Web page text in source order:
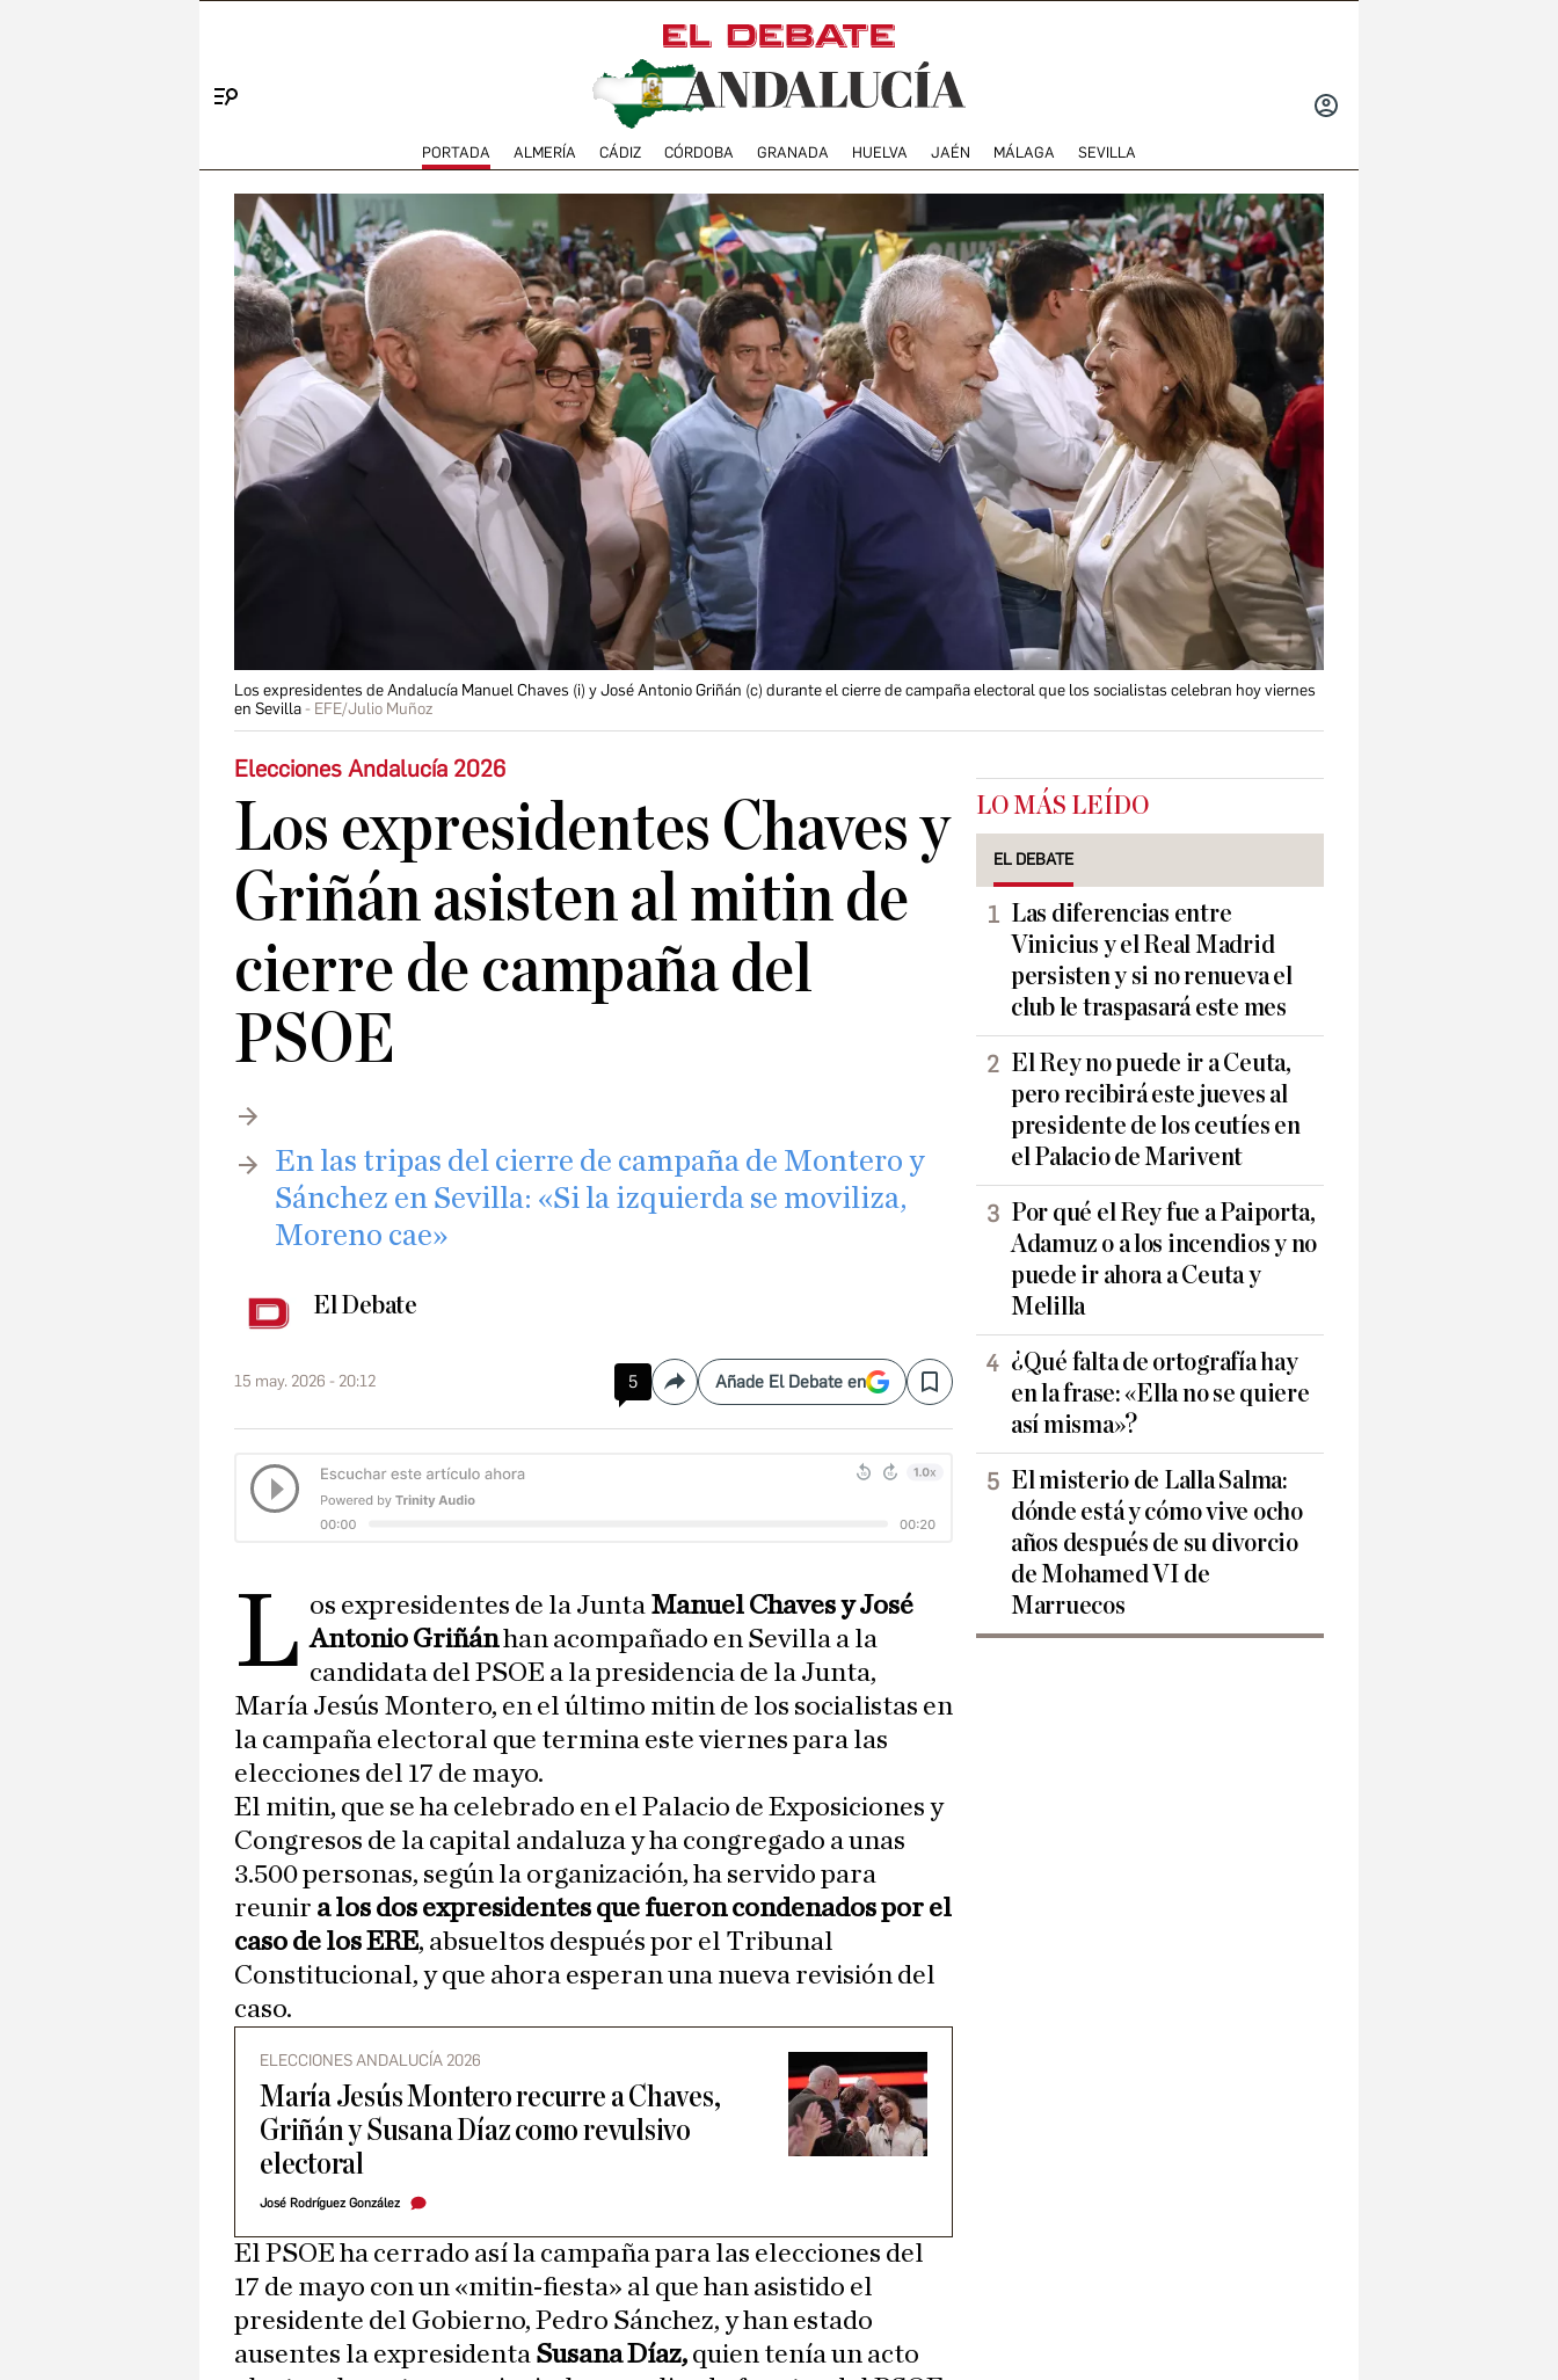
PORTADA ALMERÍA CÁDIZ CÓRDOBA GRANADA HUELVA JAÉN MÁLAGA SEVILLA
Los expresidentes de Andalucía Manuel Chaves (i) y José Antonio Griñán (c) durante el cierre de campaña electoral que los socialistas celebran hoy viernes
en Sevilla
EFE/Julio Muñoz
Elecciones Andalucía 2026
Los expresidentes Chaves y
Griñán asisten al mitin de
cierre de campaña del
PSOE
En las tripas del cierre de campaña de Montero y
Sánchez en Sevilla: «Si la izquierda se moviliza,
Moreno cae»
El Debate
15 may. 2026 - 20:12 5 CompartirAñade El Debate en Save
L os expresidentes de la Junta Manuel Chaves y José
Antonio Griñánhan acompañado en Sevilla a la
candidata del PSOE a la presidencia de la Junta,
María Jesús Montero, en el último mitin de los socialistas en
la campaña electoral que termina este viernes para las
elecciones del 17 de mayo.
El mitin, que se ha celebrado en el Palacio de Exposiciones y
Congresos de la capital andaluza y ha congregado a unas
3.500 personas, según la organización, ha servido para
reunir a los dos expresidentes que fueron condenados por el
caso de los ERE, absueltos después por el Tribunal
Constitucional, y que ahora esperan una nueva revisión del
caso.
ELECCIONES ANDALUCÍA 2026
María Jesús Montero recurre a Chaves,
Griñán y Susana Díaz como revulsivo
electoral
José Rodríguez González
El PSOE ha cerrado así la campaña para las elecciones del
17 de mayo con un «mitin-fiesta» al que han asistido el
presidente del Gobierno, Pedro Sánchez, y han estado
ausentes la expresidenta Susana Díaz, quien tenía un acto
LO MÁS LEÍDO
EL DEBATE
Las diferencias entre
Vinicius y el Real Madrid
persisten y si no renueva el
club le traspasará este mes
El Rey no puede ir a Ceuta,
pero recibirá este jueves al
presidente de los ceutíes en
el Palacio de Marivent
Por qué el Rey fue a Paiporta,
Adamuz o a los incendios y no
puede ir ahora a Ceuta y
Melilla
¿Qué falta de ortografía hay
en la frase: «Ella no se quiere
así misma»?
El misterio de Lalla Salma:
dónde está y cómo vive ocho
años después de su divorcio
de Mohamed VI de
Marruecos